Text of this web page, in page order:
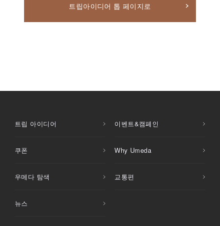
트립아이디어 톱 페이지로
트립 아이디어 이벤트&캠페인
쿠폰 Why Umeda
우메다 탐색 교통편
뉴스